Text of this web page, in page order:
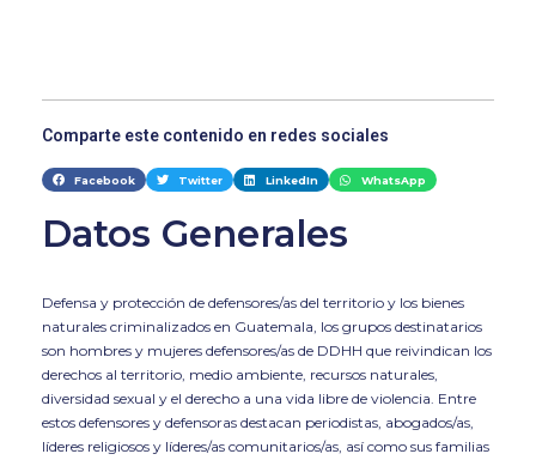
Comparte este contenido en redes sociales
Facebook Twitter LinkedIn WhatsApp
Datos Generales
Defensa y protección de defensores/as del territorio y los bienes
naturales criminalizados en Guatemala, los grupos destinatarios
son hombres y mujeres defensores/as de DDHH que reivindican los
derechos al territorio, medio ambiente, recursos naturales,
diversidad sexual y el derecho a una vida libre de violencia. Entre
estos defensores y defensoras destacan periodistas, abogados/as,
líderes religiosos y líderes/as comunitarios/as, así como sus familias